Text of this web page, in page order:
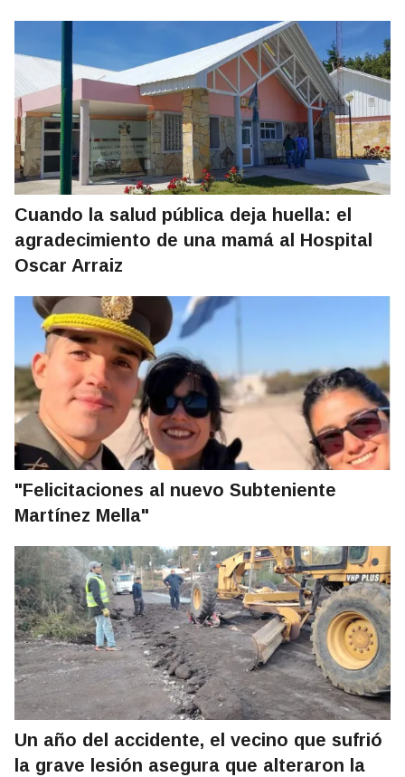
Cuando la salud pública deja huella: el
agradecimiento de una mamá al Hospital
Oscar Arraiz
"Felicitaciones al nuevo Subteniente
Martínez Mella"
Un año del accidente, el vecino que sufrió
la grave lesión asegura que alteraron la